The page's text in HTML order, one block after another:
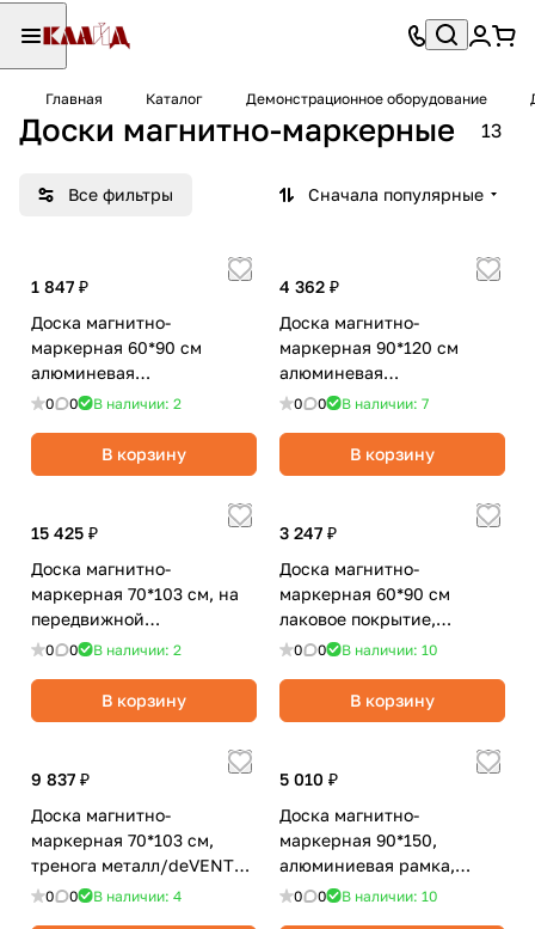
Главная Каталог Демонстрационное оборудование
Доски магнитно-маркерные 13
Все фильтры Сначала популярные
1 847 ₽
Доска магнитно-
маркерная 60*90 см
алюминевая
рамка,полочка/Attomex
0 0 В наличии: 2
В корзину
4 362 ₽
Доска магнитно-
маркерная 90*120 см
алюминевая
рамка/Attache Economy
0 0 В наличии: 7
В корзину
15 425 ₽
Доска магнитно-
маркерная 70*103 см, на
передвижной
подставке/deVENTE
0 0 В наличии: 2
В корзину
3 247 ₽
Доска магнитно-
маркерная 60*90 см
лаковое покрытие,
алюминевая рамка,
0 0 В наличии: 10
В корзину
9 837 ₽
Доска магнитно-
маркерная 70*103 см,
тренога металл/deVENTE
Highline
0 0 В наличии: 4
5 010 ₽
Доска магнитно-
маркерная 90*150,
алюминиевая рамка,
полочка/Attomex
0 0 В наличии: 10